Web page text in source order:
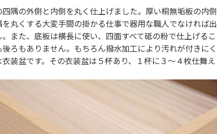
隅の外側と内側を丸く仕上げました。厚い桐無垢板の内側
を丸くする大変手間の掛かる仕事で器用な職人でなければ出
また、底板は横長に使い、四面すべて砥の粉で仕上げるこ
後ろもありません。もちろん撥水加工により汚れが付きにく
衣装盆です。その衣装盆は５杯あり、１杯に３～４枚仕舞え